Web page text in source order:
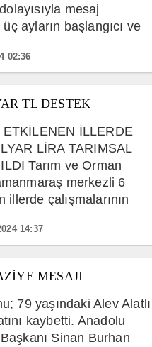
mesaj
ayların başlangıcı ve
02:36
TL DESTEK
İLLERDE
LİRA TARIMSAL
Tarım ve Orman
merkezli 6
çalışmalarının
14:37
MESAJI
79 yaşındaki Alev Alatlı
kaybetti. Anadolu
Sinan Burhan